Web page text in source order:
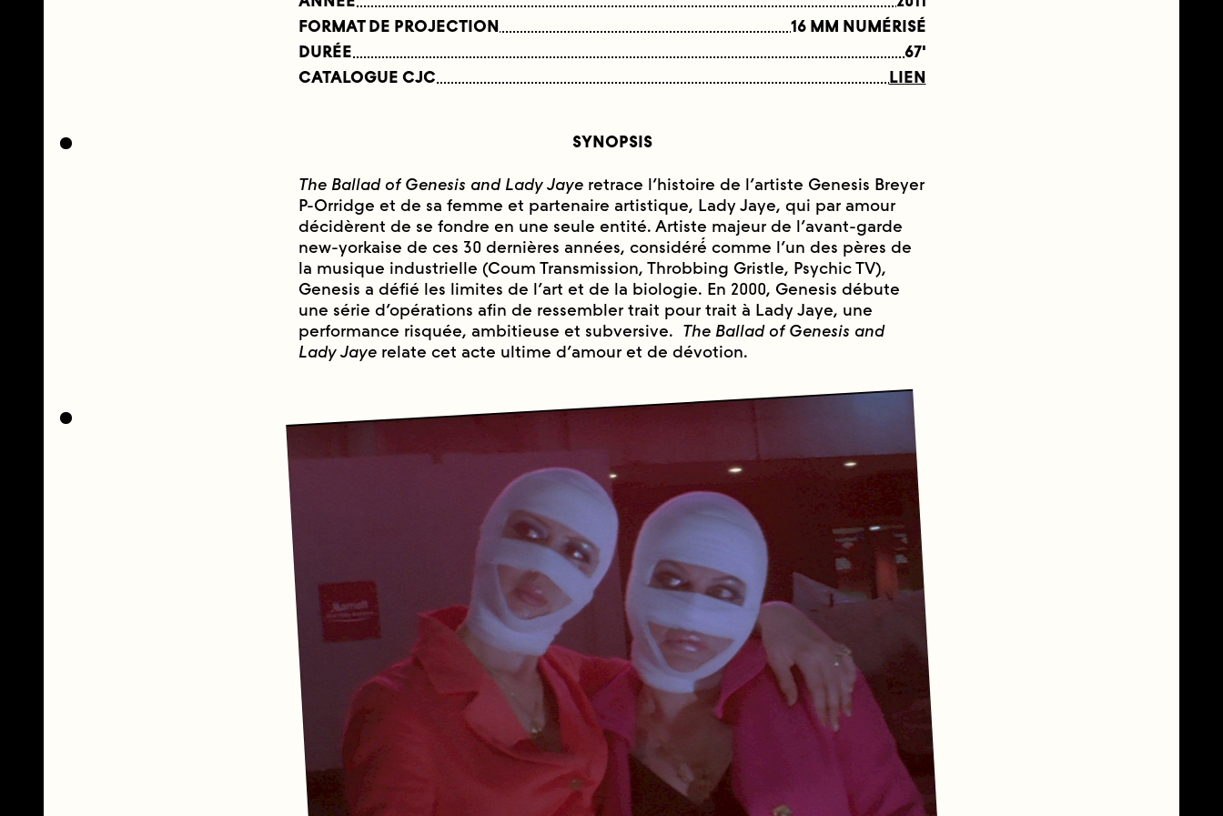
FORMAT DE PROJECTION
16 MM NUMÉRISÉ
DURÉE
67'
CATALOGUE CJC
LIEN
SYNOPSIS
The Ballad of Genesis and Lady Jayeretrace l’histoire de l’artiste Genesis Breyer
P-Orridge et de sa femme et partenaire artistique, Lady Jaye, qui par amour
décidèrent de se fondre en une seule entité. Artiste majeur de l’avant-garde
new-yorkaise de ces 30 dernières années, considéré́ comme l’un des pères de
la musique industrielle (Coum Transmission, Throbbing Gristle, Psychic TV),
Genesis a défié les limites de l’art et de la biologie. En 2000, Genesis débute
une série d’opérations afin de ressembler trait pour trait à Lady Jaye, une
performance risquée, ambitieuse et subversive. The Ballad of Genesis and
Lady Jayerelate cet acte ultime d’amour et de dévotion.